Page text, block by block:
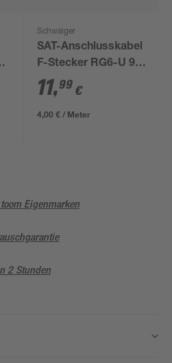
Schwaiger
SAT-Anschlusskabel
F-Stecker RG6-U 90
dB 3 m
11,99 €
4,00 € / Meter
Eigenmarken
2 Stunden